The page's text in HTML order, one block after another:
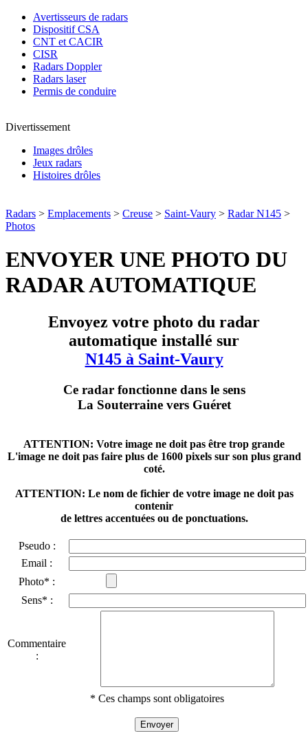
Avertisseurs de radars
Dispositif CSA
CNT et CACIR
CISR
Radars Doppler
Radars laser
Permis de conduire
Divertissement
Images drôles
Jeux radars
Histoires drôles
Radars > Emplacements > Creuse > Saint-Vaury > Radar N145 >
Photos
ENVOYER UNE PHOTO DU
RADAR AUTOMATIQUE
Envoyez votre photo du radar
automatique installé sur
N145 à Saint-Vaury
Ce radar fonctionne dans le sens
La Souterraine vers Guéret
ATTENTION: Votre image ne doit pas être trop grande
L'image ne doit pas faire plus de 1600 pixels sur son plus grand
coté.
ATTENTION: Le nom de fichier de votre image ne doit pas
contenir
de lettres accentuées ou de ponctuations.
Pseudo :
Email :
Photo* :
Sens* :
Commentaire
:
* Ces champs sont obligatoires